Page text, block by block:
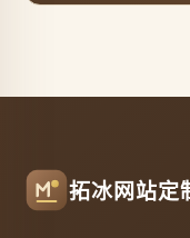
拓冰网站定